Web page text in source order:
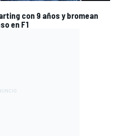
con 9 años y bromean
en F1